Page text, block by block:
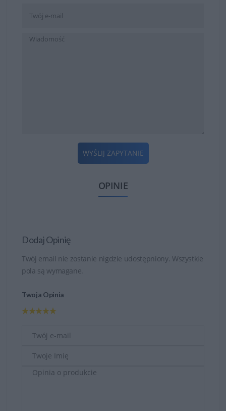
WYŚLIJ ZAPYTANIE
OPINIE
Dodaj Opinię
Twój email nie zostanie nigdzie udostępniony. Wszystkie
pola są wymagane.
Twoja Opinia